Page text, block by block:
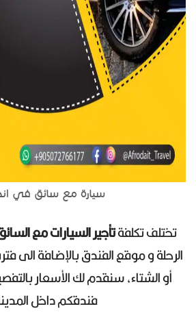
سيارة مع سائق في
تختلف تكلفةتأجير السيارات مع
الرحلة و موقع الفندق بالإضافة الى
أو الشتاء، سنقدم لك الأسعار
فندقكم داخل